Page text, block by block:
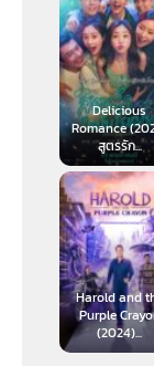
Delicious
Romance
สูตรรัก...
Harold and
Purple
(2024)...